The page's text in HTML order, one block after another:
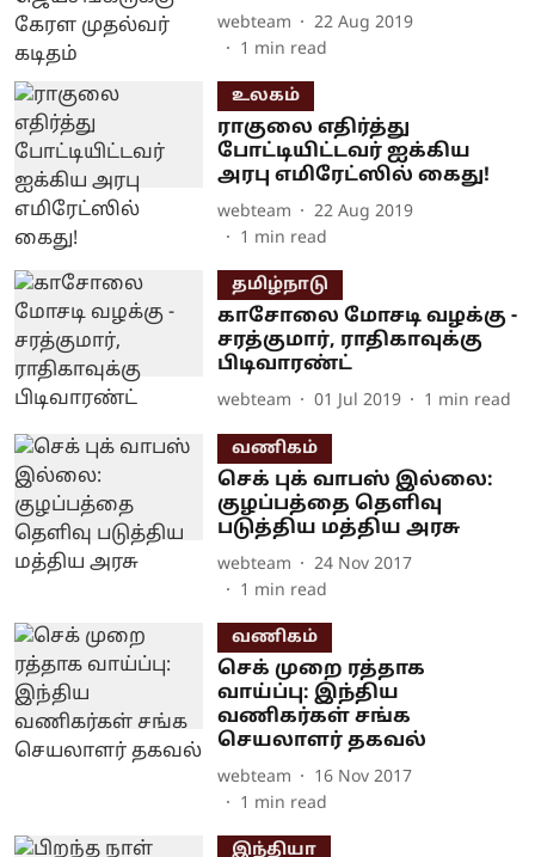
webteam
22 Aug 2019
1 min read
உலகம்
ராகுலை எதிர்த்து
போட்டியிட்டவர் ஐக்கிய
அரபு எமிரேட்ஸில் கைது!
webteam
22 Aug 2019
1 min read
தமிழ்நாடு
காசோலை மோசடி வழக்கு -
சரத்குமார், ராதிகாவுக்கு
பிடிவாரண்ட்
webteam 01 Jul 2019 1 min read
வணிகம்
செக் புக் வாபஸ் இல்லை:
குழப்பத்தை தெளிவு
படுத்திய மத்திய அரசு
webteam
24 Nov 2017
1 min read
வணிகம்
செக் முறை ரத்தாக
வாய்ப்பு: இந்திய
வணிகர்கள் சங்க
செயலாளர் தகவல்
webteam
16 Nov 2017
1 min read
இந்தியா